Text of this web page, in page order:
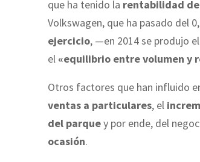
que ha tenido la rentabilidad de
Volkswagen, que ha pasado del
ejercicio, —en 2014 se produjo
el «equilibrio entre volumen y
Otros factores que han influido
ventas a particulares, el
del parquey por ende, del
ocasión.